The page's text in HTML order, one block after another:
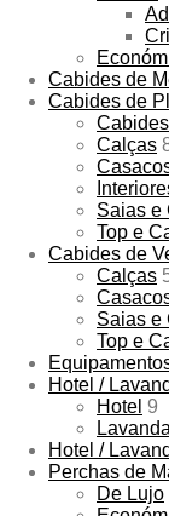
Cabides de
Cabides de
Calças
Saias e
Top e
Cabides de
Calças
Saias e
Top e
Hotel /
Hotel 9
Hotel /
Perchas de
De Lujo